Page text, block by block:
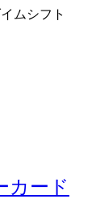
ムシフト
カード